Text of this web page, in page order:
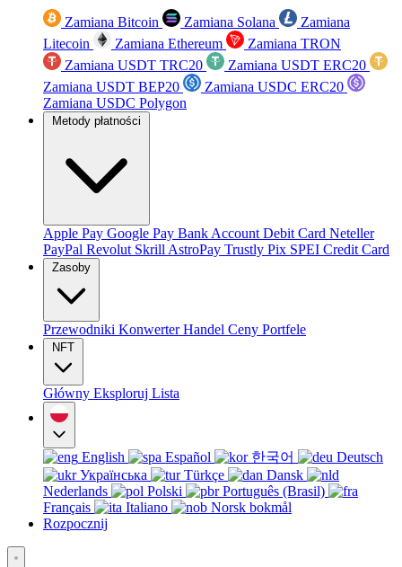
Zamiana Bitcoin Zamiana Solana
Zamiana
Litecoin
Zamiana Ethereum
Zamiana TRON
Zamiana USDT TRC20
Zamiana USDT ERC20
Zamiana USDT BEP20
Zamiana USDC ERC20
Zamiana USDC Polygon
Metody płatności
Apple Pay Google Pay Bank Account Debit Card Neteller
PayPal Revolut Skrill AstroPay Trustly Pix SPEI Credit Card
Zasoby
Przewodniki KonwerterHandel Ceny Portfele
NFT
Główny Eksploruj Lista
English Español 한국어
Deutsch
Українська
Türkçe
Dansk
Nederlands
Polski
Português (Brasil)
Français
Italiano
Norsk bokmål
Rozpocznij